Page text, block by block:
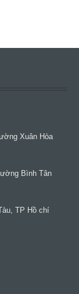
Xuân Hòa
Bình Tân
TP Hồ chí